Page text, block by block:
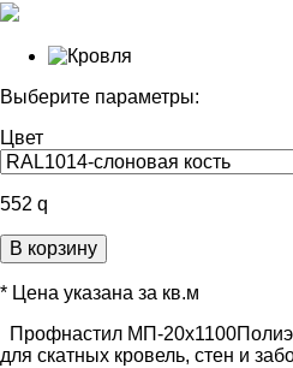
Выберите параметры:
Цвет
552 q
В корзину
* Цена указана за кв.м
Профнастил МП-
для скатных кровель, стен и